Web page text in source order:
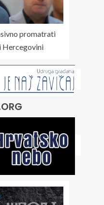
promatrati
Hercegovini